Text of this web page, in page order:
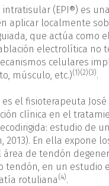
(EPI®) es
aplicar localmente
que actúa como
electrolítica
celulares
músculo, etc.)(1)(2)(3).
es el fisioterapeuta
clínica en el
estudio de
2013). En ella expone
de tendón
tendón, en un
rotuliana(4).